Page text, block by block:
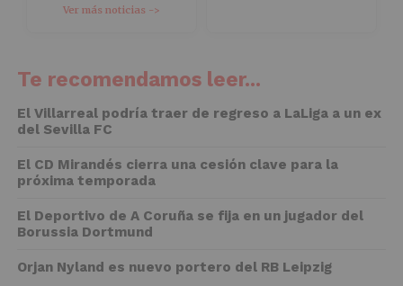
Ver más noticias ->
Te recomendamos leer...
El Villarreal podría traer de regreso a LaLiga a un ex
del Sevilla FC
El CD Mirandés cierra una cesión clave para la
próxima temporada
El Deportivo de A Coruña se fija en un jugador del
Borussia Dortmund
Orjan Nyland es nuevo portero del RB Leipzig